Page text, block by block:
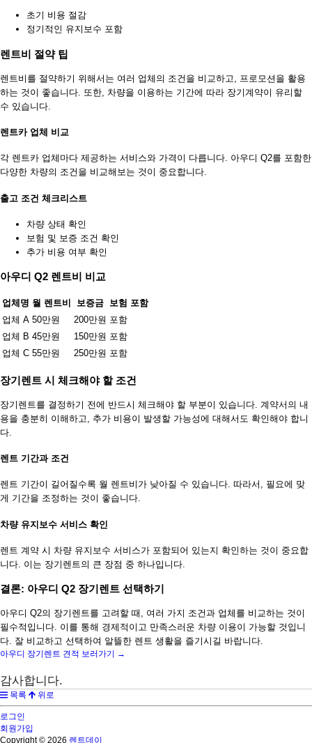
초기 비용 절감
정기적인 유지보수 포함
렌트비 절약 팁
렌트비를 절약하기 위해서는 여러 업체의 조건을 비교하고, 프로모션을 활용
하는 것이 좋습니다. 또한, 차량을 이용하는 기간에 따라 장기계약이 유리할
수 있습니다.
렌트카 업체 비교
각 렌트카 업체마다 제공하는 서비스와 가격이 다릅니다. 아우디 Q2를 포함한
다양한 차량의 조건을 비교해보는 것이 중요합니다.
출고 조건 체크리스트
차량 상태 확인
보험 및 보증 조건 확인
추가 비용 여부 확인
아우디 Q2 렌트비 비교
업체명 월 렌트비 보증금 보험 포함
업체 A 50만원 200만원 포함
업체 B 45만원 150만원 포함
업체 C 55만원 250만원 포함
장기렌트 시 체크해야 할 조건
장기렌트를 결정하기 전에 반드시 체크해야 할 부분이 있습니다. 계약서의 내
용을 충분히 이해하고, 추가 비용이 발생할 가능성에 대해서도 확인해야 합니
다.
렌트 기간과 조건
렌트 기간이 길어질수록 월 렌트비가 낮아질 수 있습니다. 따라서, 필요에 맞
게 기간을 조정하는 것이 좋습니다.
차량 유지보수 서비스 확인
렌트 계약 시 차량 유지보수 서비스가 포함되어 있는지 확인하는 것이 중요합
니다. 이는 장기렌트의 큰 장점 중 하나입니다.
결론: 아우디 Q2 장기렌트 선택하기
아우디 Q2의 장기렌트를 고려할 때, 여러 가지 조건과 업체를 비교하는 것이
필수적입니다. 이를 통해 경제적이고 만족스러운 차량 이용이 가능할 것입니
다. 잘 비교하고 선택하여 알뜰한 렌트 생활을 즐기시길 바랍니다.
아우디 장기렌트 견적 보러가기 →
감사합니다.
목록 위로
로그인
회원가입
Copyright © 2026 렌트데이